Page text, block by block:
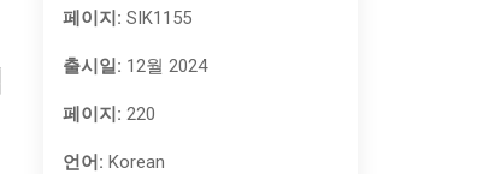
페이지: SIK1155
출시일: 12월 2024
페이지: 220
언어: Korean